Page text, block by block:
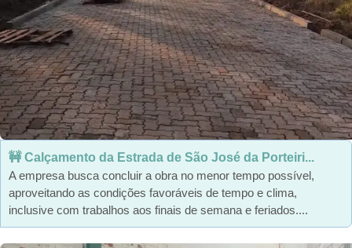
🚧 Calçamento da Estrada de São José da Porteiri...
A empresa busca concluir a obra no menor tempo possível,
aproveitando as condições favoráveis de tempo e clima,
inclusive com trabalhos aos finais de semana e feriados....